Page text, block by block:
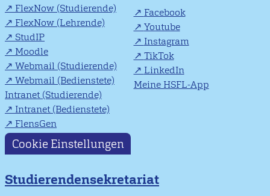
FlexNow (Studierende)
FlexNow (Lehrende)
StudIP
Moodle
Webmail (Studierende)
Webmail (Bedienstete)
Intranet (Studierende)
Intranet (Bedienstete)
FlensGen
Facebook
Youtube
Instagram
TikTok
LinkedIn
Meine HSFL-App
Cookie Einstellungen
Studierendensekretariat